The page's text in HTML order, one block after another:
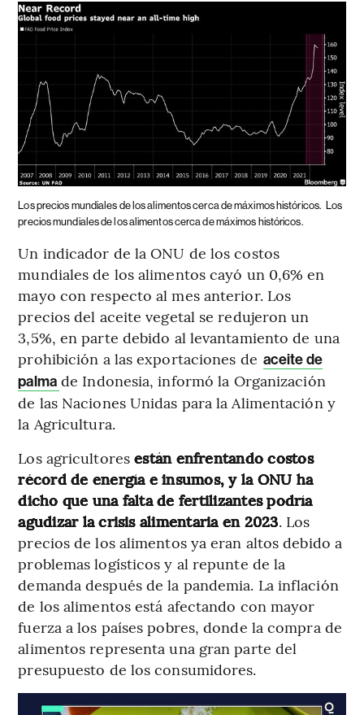
Los precios mundiales de los alimentos cerca de máximos históricos. Los
precios mundiales de los alimentos cerca de máximos históricos.
Un indicador de la ONU de los costos
mundiales de los alimentos cayó un 0,6% en
mayo con respecto al mes anterior. Los
precios del aceite vegetal se redujeron un
3,5%, en parte debido al levantamiento de una
prohibición a las exportaciones de aceite de
palma de Indonesia, informó la Organización
de las Naciones Unidas para la Alimentación y
la Agricultura.
Los agricultoresestán enfrentando costos
récord de energía e insumos, y la ONU ha
dicho que una falta de fertilizantes podría
agudizar la crisis alimentaria en 2023. Los
precios de los alimentos ya eran altos debido a
problemas logísticos y al repunte de la
demanda después de la pandemia. La inflación
de los alimentos está afectando con mayor
fuerza a los países pobres, donde la compra de
alimentos representa una gran parte del
presupuesto de los consumidores.